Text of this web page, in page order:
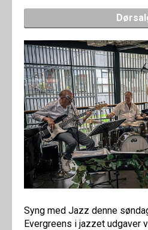
Syng med Jazz denne
Evergreens i jazzet udgaver